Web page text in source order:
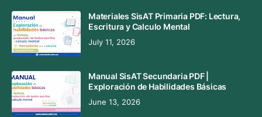
Materiales SisAT Primaria PDF: Lectura,
Escritura y Calculo Mental
July 11, 2026
Manual SisAT Secundaria PDF |
Exploración de Habilidades Básicas
June 13, 2026